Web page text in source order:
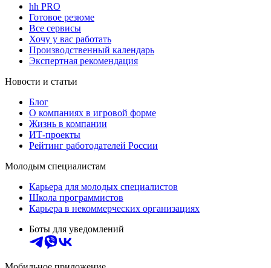
hh PRO
Готовое резюме
Все сервисы
Хочу у вас работать
Производственный календарь
Экспертная рекомендация
Новости и статьи
Блог
О компаниях в игровой форме
Жизнь в компании
ИТ-проекты
Рейтинг работодателей России
Молодым специалистам
Карьера для молодых специалистов
Школа программистов
Карьера в некоммерческих организациях
Боты для уведомлений